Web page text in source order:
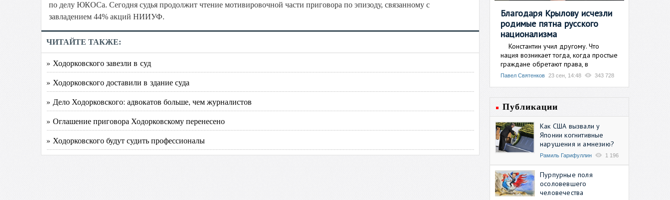
по делу ЮКОСа. Сегодня судья продолжит чтение мотивировочной части приговора по эпизоду, связанному с
завладением 44% акций НИИУФ.
ЧИТАЙТЕ ТАКЖЕ:
» Ходорковского завезли в суд
» Ходорковского доставили в здание суда
» Дело Ходорковского: адвокатов больше, чем журналистов
» Оглашение приговора Ходорковскому перенесено
» Ходорковского будут судить профессионалы
Благодаря Крылову исчезли
родимые пятна русского
национализма
Константин учил другому. Что
нация возникает тогда, когда простые
граждане обретают права, в
Павел Святенков 23 сен, 14:48 343 728
Публикации
Как США вызвали у
Японии когнитивные
нарушения и амнезию?
Рамиль Гарифуллин 1 196
Пурпурные поля
осоловевшего
человечества